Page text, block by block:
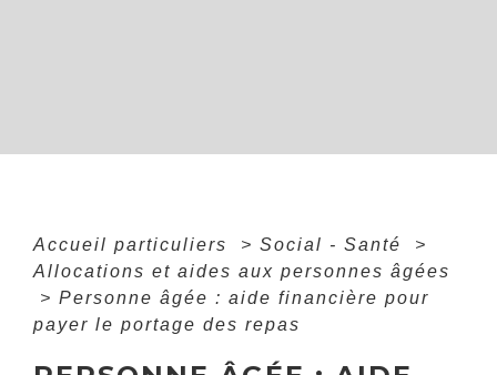
Accueil particuliers > Social - Santé
>
Allocations et aides aux personnes âgées
> Personne âgée : aide financière pour
payer le portage des repas